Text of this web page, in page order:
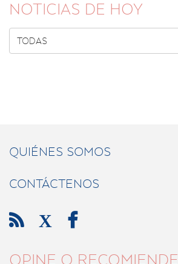
NOTICIAS DE HOY
TODAS
QUIÉNES SOMOS
CONTÁCTENOS
 X 
OPINE O RECOMIENDE